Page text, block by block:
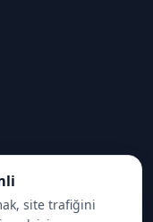
site trafiğini